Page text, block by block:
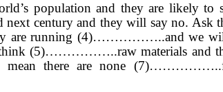
population and they are likely to
century and they will say no. Ask
are running (4)……………..and we
think (5)……………..raw materials and
there are none